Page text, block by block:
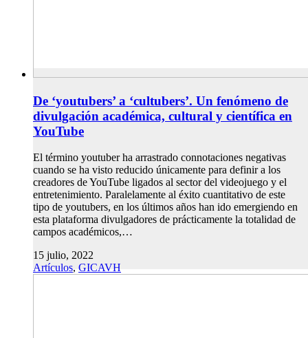
De ‘youtubers’ a ‘cultubers’. Un fenómeno de
divulgación académica, cultural y científica en
YouTube
El término youtuber ha arrastrado connotaciones negativas
cuando se ha visto reducido únicamente para definir a los
creadores de YouTube ligados al sector del videojuego y el
entretenimiento. Paralelamente al éxito cuantitativo de este
tipo de youtubers, en los últimos años han ido emergiendo en
esta plataforma divulgadores de prácticamente la totalidad de
campos académicos,…
15 julio, 2022
Artículos, GICAVH